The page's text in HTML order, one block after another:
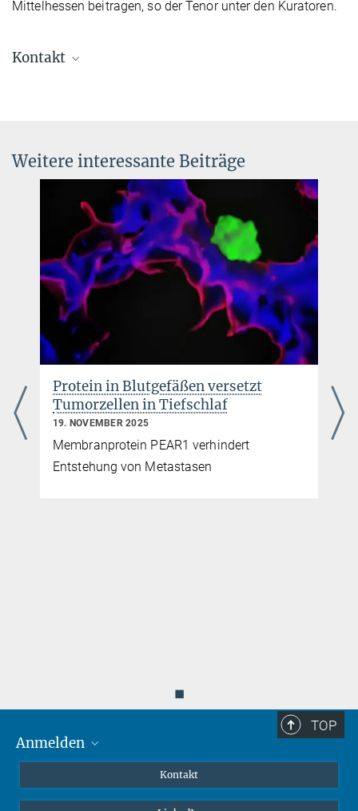
Mittelhessen beitragen, so der Tenor unter den Kuratoren.
Kontakt
+49 6032 705-260
matthias.heil@...
Nadja Richter
Bibliothek, Presse- und Öffentlichkeitsarbeit
+49 6032 705-236
nadja.richter@...
Weitere interessante Beiträge
Protein in Blutgefäßen versetzt
Tumorzellen in Tiefschlaf
19. NOVEMBER 2025
Membranprotein PEAR1 verhindert
Entstehung von Metastasen
◼
TOP
Anmelden
Kontakt